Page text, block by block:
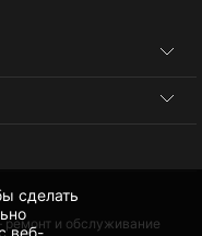
сделать
веб-
и обслуживание